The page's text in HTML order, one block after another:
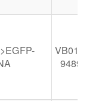
VB010000-
9489hhg